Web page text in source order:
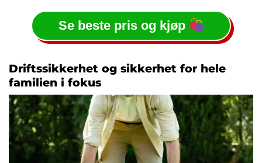
Se beste pris og kjøp
Driftssikkerhet og sikkerhet for hele
familien i fokus